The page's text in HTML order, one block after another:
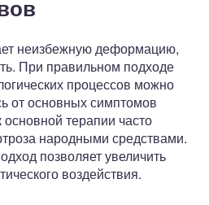
неизбежную деформацию,
При правильном подходе
процессов можно
от основных симптомов
терапии часто
народными средствами.
позволяет увеличить
воздействия.